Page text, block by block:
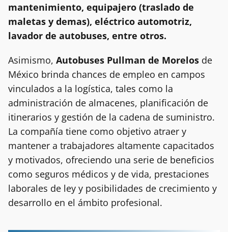
mantenimiento, equipajero (traslado de
maletas y demas), eléctrico automotriz,
lavador de autobuses, entre otros.
Asimismo, Autobuses Pullman de Morelos de
México brinda chances de empleo en campos
vinculados a la logística, tales como la
administración de almacenes, planificación de
itinerarios y gestión de la cadena de suministro.
La compañía tiene como objetivo atraer y
mantener a trabajadores altamente capacitados
y motivados, ofreciendo una serie de beneficios
como seguros médicos y de vida, prestaciones
laborales de ley y posibilidades de crecimiento y
desarrollo en el ámbito profesional.